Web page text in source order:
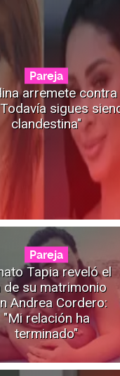
Pareja
arremete contra
sigues
clandestina"
Pareja
Tapia reveló el
de su matrimonio
Andrea Cordero:
"Mi relación ha
terminado"